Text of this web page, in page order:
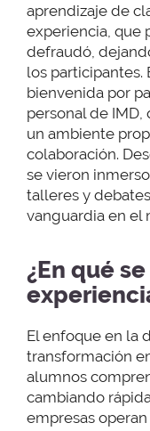
aprendizaje de
experiencia, que
defraudó,
los participantes.
bienvenida por
personal de IMD,
un ambiente
colaboración.
se vieron
talleres y
vanguardia en el
¿En qué
El enfoque en la
transformación
alumnos
cambiando
empresas